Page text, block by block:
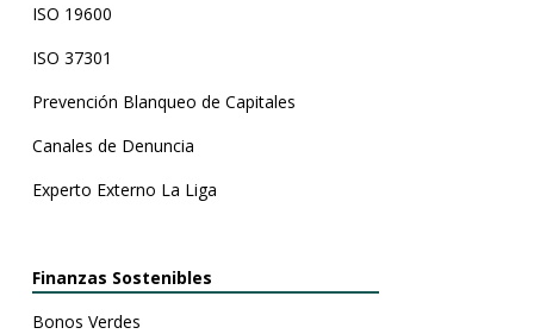
ISO 19600
ISO 37301
Prevención Blanqueo de Capitales
Canales de Denuncia
Experto Externo La Liga
Finanzas Sostenibles
Bonos Verdes